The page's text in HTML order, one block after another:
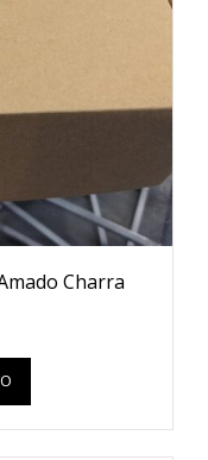
Charra